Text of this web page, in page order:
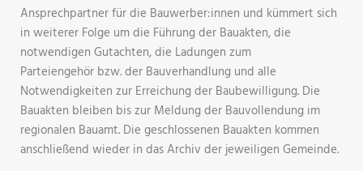
Ansprechpartner für die Bauwerber:innen und kümmert sich
in weiterer Folge um die Führung der Bauakten, die
notwendigen Gutachten, die Ladungen zum
Parteiengehör bzw. der Bauverhandlung und alle
Notwendigkeiten zur Erreichung der Baubewilligung. Die
Bauakten bleiben bis zur Meldung der Bauvollendung im
regionalen Bauamt. Die geschlossenen Bauakten kommen
anschließend wieder in das Archiv der jeweiligen Gemeinde.